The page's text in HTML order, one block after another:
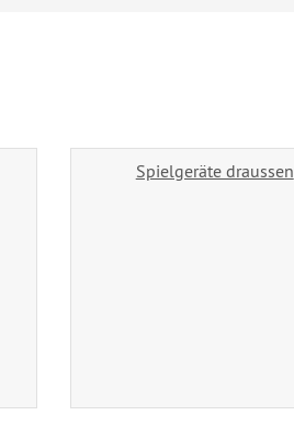
Spielgeräte draussen